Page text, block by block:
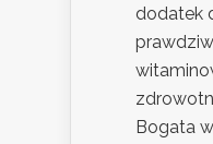
dodatek
Bogata